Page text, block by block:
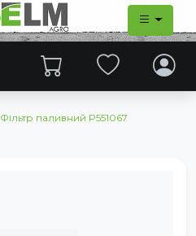
Фільтр паливний P551067